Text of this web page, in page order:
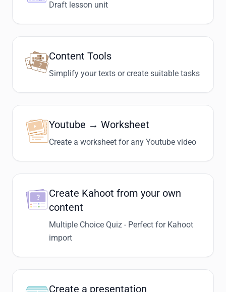
Draft lesson unit
Content Tools
Simplify your texts or create suitable tasks
Youtube → Worksheet
Create a worksheet for any Youtube video
Create Kahoot from your own
content
Multiple Choice Quiz - Perfect for Kahoot
import
Create a presentation